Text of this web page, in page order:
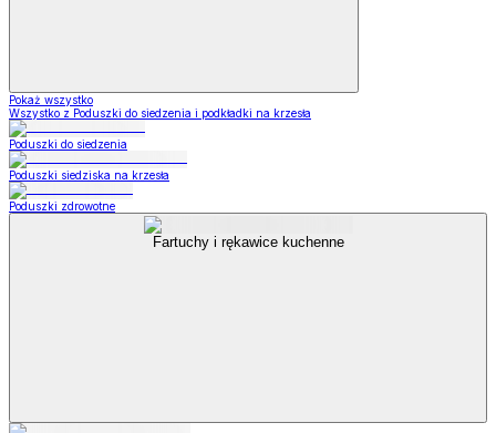
Pokaż wszystko
Wszystko z Poduszki do siedzenia i podkładki na krzesła
Poduszki do siedzenia
Poduszki siedziska na krzesła
Poduszki zdrowotne
Fartuchy i rękawice kuchenne